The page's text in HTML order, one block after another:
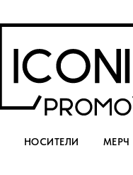
НОСИТЕЛИ МЕРЧ